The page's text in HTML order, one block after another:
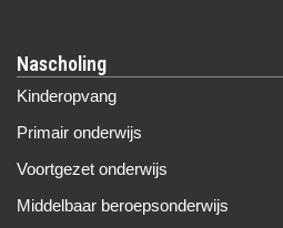
Nascholing
Kinderopvang
Primair onderwijs
Voortgezet onderwijs
Middelbaar beroepsonderwijs